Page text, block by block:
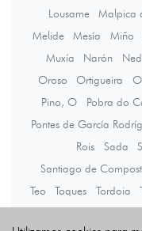
Lousame
Malpica
Melide
Mesía Miño
Muxía
Narón
Oroso
Ortigueira
Pino, O
Pobra do
Pontes de García
Rois
Sada
Santiago de
Teo
Toques Tordoia